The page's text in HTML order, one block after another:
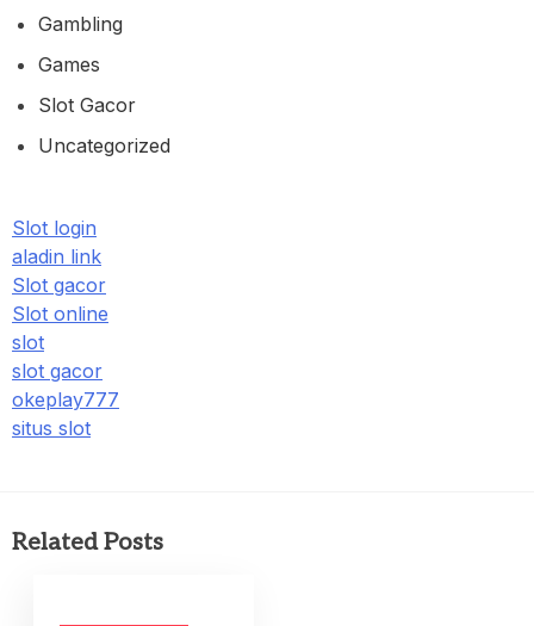
Gambling
Games
Slot Gacor
Uncategorized
Slot login
aladin link
Slot gacor
Slot online
slot
slot gacor
okeplay777
situs slot
Related Posts